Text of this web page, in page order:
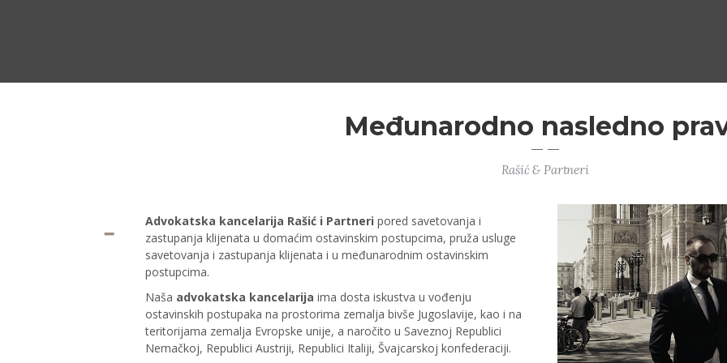
Međunarodno nasledno
Rašić & Partneri
Advokatska kancelarija Rašić i Partneri pored savetovanja i
zastupanja klijenata u domaćim ostavinskim postupcima, pruža usluge
savetovanja i zastupanja klijenata i u međunarodnim ostavinskim
postupcima.
Naša advokatska kancelarija ima dosta iskustva u vođenju
ostavinskih postupaka na prostorima zemalja bivše Jugoslavije, kao i na
teritorijama zemalja Evropske unije, a naročito u Saveznoj Republici
Nemačkoj, Republici Austriji, Republici Italiji, Švajcarskoj konfederaciji.